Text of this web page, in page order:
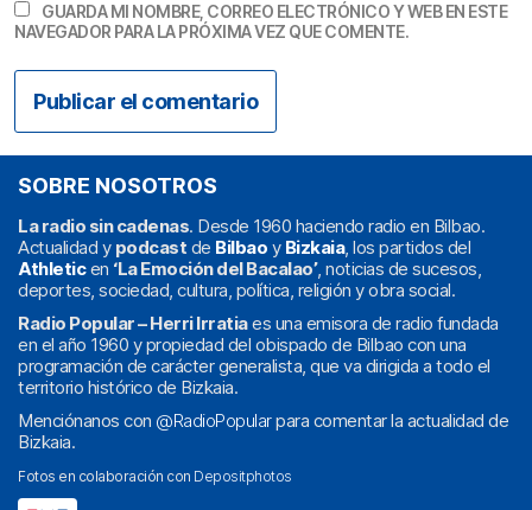
GUARDA MI NOMBRE, CORREO ELECTRÓNICO Y WEB EN ESTE
NAVEGADOR PARA LA PRÓXIMA VEZ QUE COMENTE.
SOBRE NOSOTROS
La radio sin cadenas. Desde 1960 haciendo radio en Bilbao.
Actualidad y podcast de Bilbao y Bizkaia, los partidos del
Athleticen ‘La Emoción del Bacalao’, noticias de sucesos,
deportes, sociedad, cultura, política, religión y obra social.
Radio Popular – Herri Irratiaes una emisora de radio fundada
en el año 1960 y propiedad del obispado de Bilbao con una
programación de carácter generalista, que va dirigida a todo el
territorio histórico de Bizkaia.
Menciónanos con @RadioPopularpara comentar la actualidad de
Bizkaia.
Fotos en colaboración con Depositphotos